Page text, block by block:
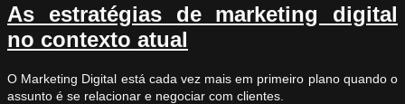
As estratégias de marketing digital
no contexto atual
O Marketing Digital está cada vez mais em primeiro plano quando o
assunto é se relacionar e negociar com clientes.